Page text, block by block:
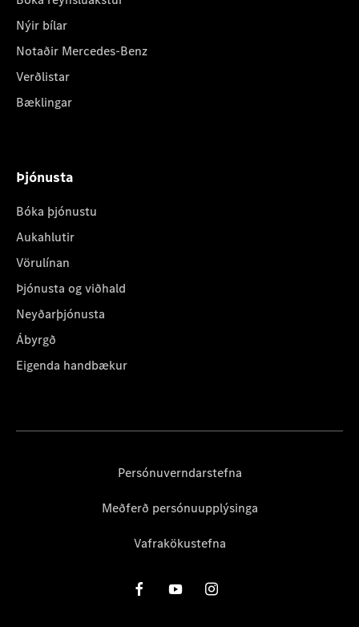
Nýir bílar
Notaðir Mercedes-Benz
Verðlistar
Bæklingar
Þjónusta
Bóka þjónustu
Aukahlutir
Vörulínan
Þjónusta og viðhald
Neyðarþjónusta
Ábyrgð
Eigenda handbækur
Persónuverndarstefna
Meðferð persónuupplýsinga
Vafrakökustefna